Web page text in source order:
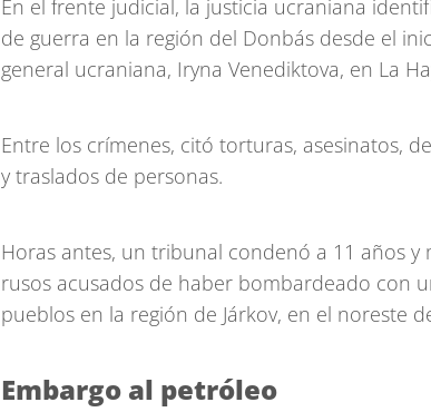
En el frente judicial, la justicia ucraniana
de guerra en la región del Donbás desde el
general ucraniana, Iryna Venediktova, en La
Entre los crímenes, citó torturas, asesinatos,
y traslados de personas.
Horas antes, un tribunal condenó a 11 años
rusos acusados de haber bombardeado con
pueblos en la región de Járkov, en el noreste
Embargo al petróleo